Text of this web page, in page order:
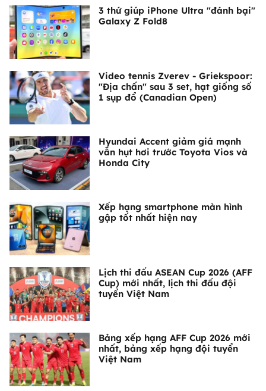
3 thứ giúp iPhone Ultra "đánh bại"
Galaxy Z Fold8
Video tennis Zverev - Griekspoor:
"Địa chấn" sau 3 set, hạt giống số
1 sụp đổ (Canadian Open)
Hyundai Accent giảm giá mạnh
vẫn hụt hơi trước Toyota Vios và
Honda City
Xếp hạng smartphone màn hình
gập tốt nhất hiện nay
Lịch thi đấu ASEAN Cup 2026 (AFF
Cup) mới nhất, lịch thi đấu đội
tuyển Việt Nam
Bảng xếp hạng AFF Cup 2026 mới
nhất, bảng xếp hạng đội tuyển
Việt Nam